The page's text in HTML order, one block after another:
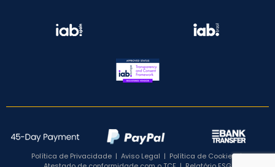
Política de Privacidade | Aviso Legal | Política de Cookies|